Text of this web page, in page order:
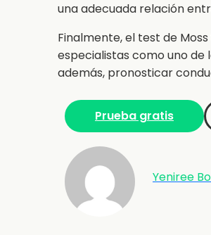
una adecuada relación
Finalmente, el test de
especialistas como uno de
además, pronosticar
Prueba gratis
Yeniree